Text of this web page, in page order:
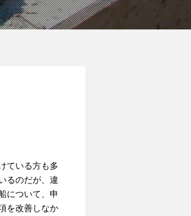
ている方も多
るのだが、違
について、申
を改善しなか